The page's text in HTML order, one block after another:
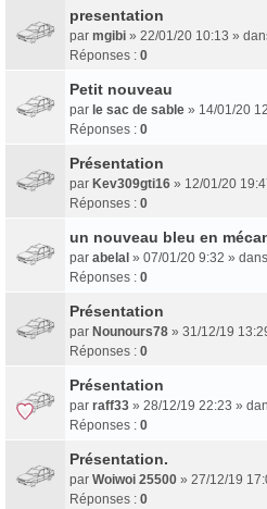
presentation
par mgibi » 22/01/20 10:13 »
Réponses : 0
Petit nouveau
par le sac de sable » 14/01/20
Réponses : 0
Présentation
par Kev309gti16 » 12/01/20
Réponses : 0
un nouveau bleu en
par abelal » 07/01/20 9:32 » dans
Réponses : 0
Présentation
par Nounours78 » 31/12/19
Réponses : 0
Présentation
par raff33 » 28/12/19 22:23 »
Réponses : 0
Présentation.
par Woiwoi 25500 » 27/12/19
Réponses : 0